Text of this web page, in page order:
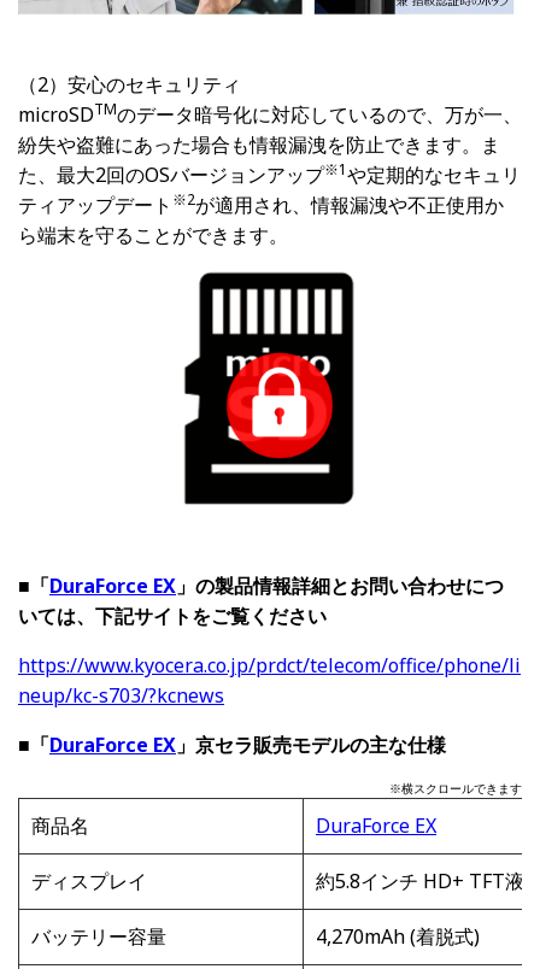
（2）安心のセキュリティ
microSDTMのデータ暗号化に対応しているので、万が一、
紛失や盗難にあった場合も情報漏洩を防止できます。ま
た、最大2回のOSバージョンアップ※1や定期的なセキュリ
ティアップデート ※2が適用され、情報漏洩や不正使用か
ら端末を守ることができます。
■「DuraForce EX 」の製品情報詳細とお問い合わせにつ
いては、下記サイトをご覧ください
https://www.kyocera.co.jp/prdct/telecom/office/phone/li
neup/kc-s703/?kcnews
■「DuraForce EX 」京セラ販売モデルの主な仕様
※横スクロールできます
商品名 DuraForce EX
ディスプレイ 約5.8インチ HD+ TFT液
バッテリー容量 4,270mAh (着脱式)